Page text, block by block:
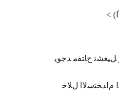
ﻞﻴﻐﺸﺗ ﺡﺎﺘﻔﻣ ﺪﺟﻮﻳ
ﻡﺍﺪﺨﺘﺳﻻﺍ ﻝﻼﺧ